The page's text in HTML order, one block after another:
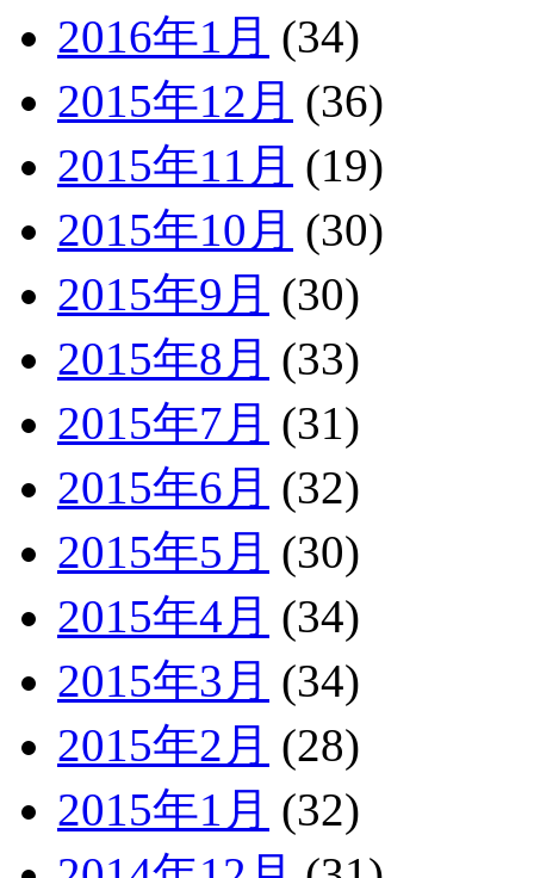
2016年1月 (34)
2015年12月 (36)
2015年11月 (19)
2015年10月 (30)
2015年9月 (30)
2015年8月 (33)
2015年7月 (31)
2015年6月 (32)
2015年5月 (30)
2015年4月 (34)
2015年3月 (34)
2015年2月 (28)
2015年1月 (32)